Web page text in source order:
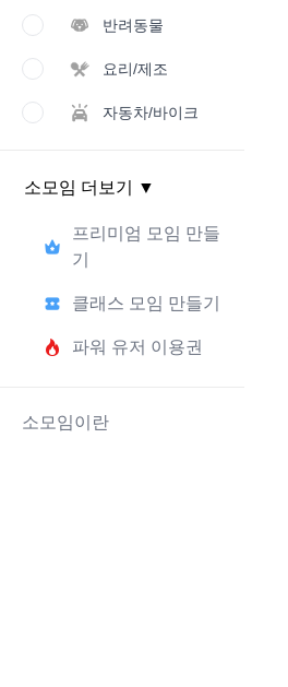
반려동물
요리/제조
자동차/바이크
소모임 더보기 ▼
프리미엄 모임 만들
기
클래스 모임 만들기
파워 유저 이용권
소모임이란